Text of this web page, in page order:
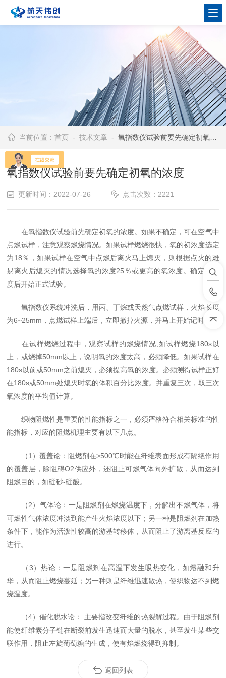
当前位置：首页 -技术文章 - 氧指数仪试验前要先确定初氧的浓度
氧指数仪试验前要先确定初氧的浓度
更新时间：2022-07-26 点击次数：2221
在氧指数仪试验前先确定初氧的浓度。如果不确定，可在空气中
点燃试样，注意观察燃烧情况。如果试样燃烧很快，氧的初浓度选定
为18％，如果试样在空气中点燃后离火马上熄灭，则根据点火的难
易离火后熄灭的情况选择氧的浓度25％或更高的氧浓度。确定氧浓
度后开始正式试验。
氧指数仪系统冲洗后，用丙、丁烷或天然气点燃试样，火焰长度
为6~25mm，点燃试样上端后，立即撤掉火源，并马上开始记时。
在试样燃烧过程中，观察试样的燃烧情况,如试样燃烧180s以
上，或烧掉50mm以上，说明氧的浓度太高，必须降低。如果试样在
180s以前或50mm之前熄灭，必须提高氧的浓度。必须测得试样正好
在180s或50mm处熄灭时氧的体积百分比浓度。并重复三次，取三次
氧浓度的平均值计算。
织物阻燃性是重要的性能指标之一，必须严格符合相关标准的性
能指标，对应的阻燃机理主要有以下几点。
（1）覆盖论：阻燃剂在>500℃时能在纤维表面形成有隔绝作用
的覆盖层，除阻碍O2供应外，还阻止可燃气体向外扩散，从而达到
阻燃目的，如硼砂-硼酸。
（2）气体论：一是阻燃剂在燃烧温度下，分解出不燃气体，将
可燃性气体浓度冲淡到能产生火焰浓度以下；另一种是阻燃剂在加热
条件下，能作为活泼性较高的游基转移体，从而阻止了游离基反应的
进行。
（3）热论：一是阻燃剂在高温下发生吸热变化，如熔融和升
华，从而阻止燃烧蔓延；另一种则是纤维迅速散热，使织物达不到燃
烧温度。
（4）催化脱水论：:主要指改变纤维的热裂解过程。由于阻燃剂
能使纤维素分子链在断裂前发生迅速而大量的脱水，甚至发生某些交
联作用，阻止左旋葡萄糖的生成，使有焰燃烧得到抑制。
返回列表